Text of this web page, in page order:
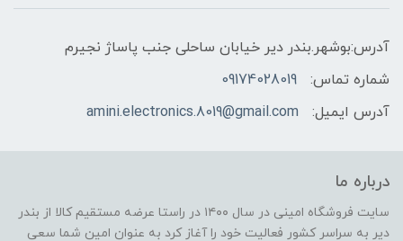
آدرس:بوشهر.بندر دیر خیابان ساحلی جنب پاساژ نجیرم
شماره تماس:
09174028019
آدرس ایمیل:
amini.electronics.8019@gmail.com
درباره ما
سایت فروشگاه امینی در سال ۱۴۰۰ در راستا عرضه مستقیم کالا از بندر
دیر به سراسر کشور فعالیت خود را آغاز کرد به عنوان امین شما سعی